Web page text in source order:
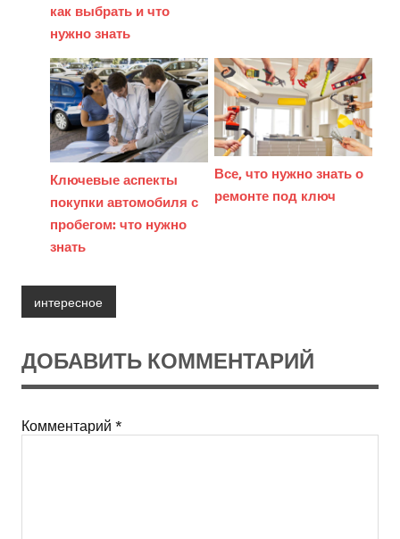
как выбрать и что
нужно знать
Ключевые аспекты
покупки автомобиля с
пробегом: что нужно
знать
Все, что нужно знать о
ремонте под ключ
интересное
ДОБАВИТЬ КОММЕНТАРИЙ
Комментарий *